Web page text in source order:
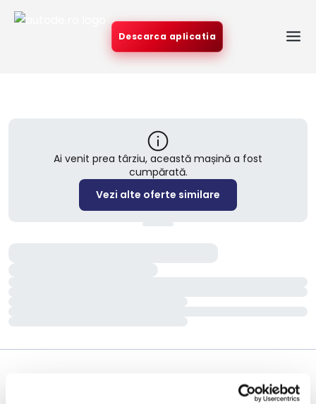
Descarca aplicatia
Ai venit prea târziu, această mașină a fost
cumpărată.
Vezi alte oferte similare